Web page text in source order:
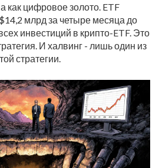
как цифровое золото. ETF
млрд за четыре месяца до
инвестиций в крипто-ETF. Это
И халвинг - лишь один из
стратегии.